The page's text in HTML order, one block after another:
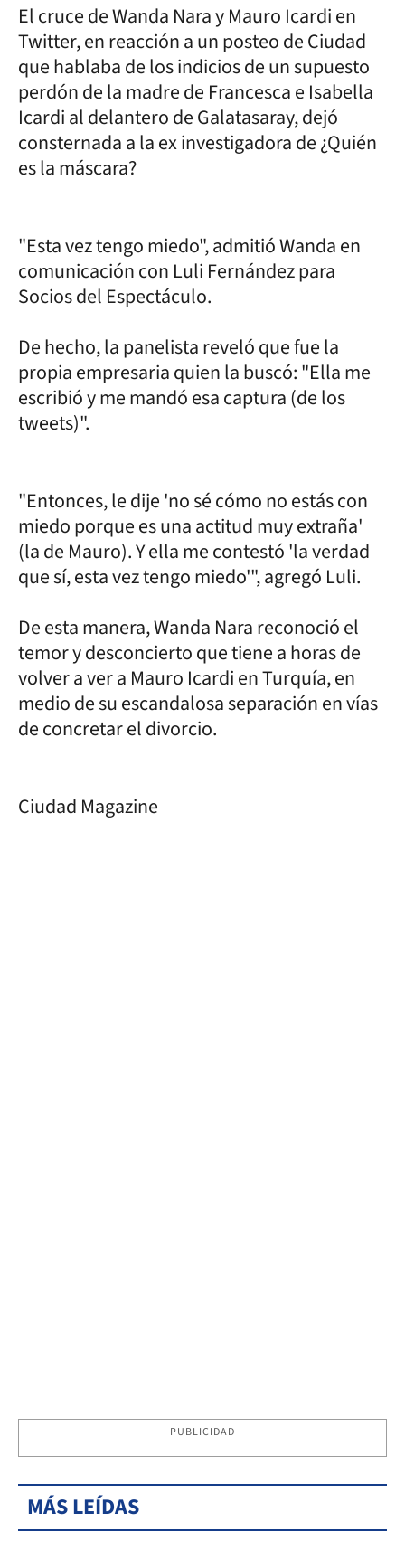
El cruce de Wanda Nara y Mauro Icardi en
Twitter, en reacción a un posteo de Ciudad
que hablaba de los indicios de un supuesto
perdón de la madre de Francesca e Isabella
Icardi al delantero de Galatasaray, dejó
consternada a la ex investigadora de ¿Quién
es la máscara?
"Esta vez tengo miedo", admitió Wanda en
comunicación con Luli Fernández para
Socios del Espectáculo.
De hecho, la panelista reveló que fue la
propia empresaria quien la buscó: "Ella me
escribió y me mandó esa captura (de los
tweets)".
"Entonces, le dije 'no sé cómo no estás con
miedo porque es una actitud muy extraña'
(la de Mauro). Y ella me contestó 'la verdad
que sí, esta vez tengo miedo'", agregó Luli.
De esta manera, Wanda Nara reconoció el
temor y desconcierto que tiene a horas de
volver a ver a Mauro Icardi en Turquía, en
medio de su escandalosa separación en vías
de concretar el divorcio.
Ciudad Magazine
PUBLICIDAD
MÁS LEÍDAS